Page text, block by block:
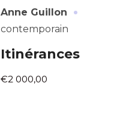
Anne Guillon ·
contemporain
Itinérances
€2 000,00